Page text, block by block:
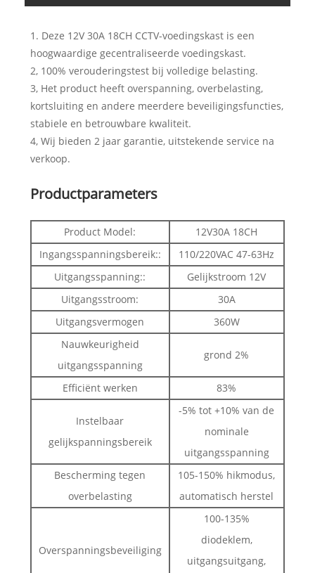
1. Deze 12V 30A 18CH CCTV-voedingskast is een
hoogwaardige gecentraliseerde voedingskast.
2, 100% verouderingstest bij volledige belasting.
3, Het product heeft overspanning, overbelasting,
kortsluiting en andere meerdere beveiligingsfuncties,
stabiele en betrouwbare kwaliteit.
4, Wij bieden 2 jaar garantie, uitstekende service na
verkoop.
Productparameters
Product Model:
12V30A 18CH
Ingangsspanningsbereik::
110/220VAC 47-63Hz
Uitgangsspanning::
Gelijkstroom 12V
Uitgangsstroom:
30A
Uitgangsvermogen
360W
Nauwkeurigheid
uitgangsspanning
grond 2%
Efficiënt werken 83%
Instelbaar
gelijkspanningsbereik
-5% tot +10% van de
nominale
uitgangsspanning
Bescherming tegen
overbelasting
105-150% hikmodus,
automatisch herstel
Overspanningsbeveiliging
100-135%
diodeklem,
uitgangsuitgang,